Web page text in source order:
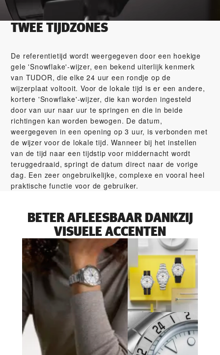
TWEE TIJDZONES
De referentietijd wordt weergegeven door een hoekige
gele 'Snowflake'-wijzer, een bekend uiterlijk kenmerk
van TUDOR, die elke 24 uur een rondje op de
wijzerplaat voltooit. Voor de lokale tijd is er een andere,
kortere 'Snowflake'-wijzer, die kan worden ingesteld
door van uur naar uur te springen en die in beide
richtingen kan worden bewogen. De datum,
weergegeven in een opening op 3 uur, is verbonden met
de wijzer voor de lokale tijd. Wanneer bij het instellen
van de tijd naar een tijdstip voor middernacht wordt
teruggedraaid, springt de datum direct naar de vorige
dag. Een zeer ongebruikelijke, complexe en vooral heel
praktische functie voor de gebruiker.
BETER AFLEESBAAR DANKZIJ
VISUELE ACCENTEN